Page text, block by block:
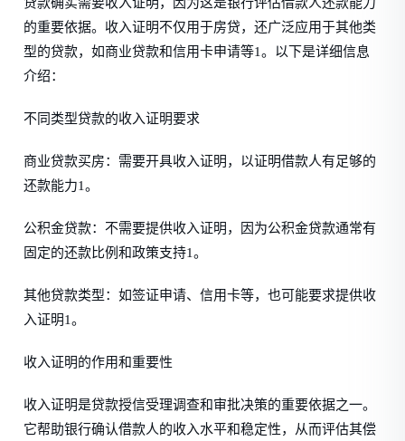
的重要依据。收入证明不仅用于房贷，还广泛应用于其他类
型的贷款，如商业贷款和信用卡申请等1。以下是详细信息
介绍：
不同类型贷款的收入证明要求
商业贷款买房：需要开具收入证明，以证明借款人有足够的
还款能力1。
公积金贷款：不需要提供收入证明，因为公积金贷款通常有
固定的还款比例和政策支持1。
其他贷款类型：如签证申请、信用卡等，也可能要求提供收
入证明1。
收入证明的作用和重要性
收入证明是贷款授信受理调查和审批决策的重要依据之一。
它帮助银行确认借款人的收入水平和稳定性，从而评估其偿